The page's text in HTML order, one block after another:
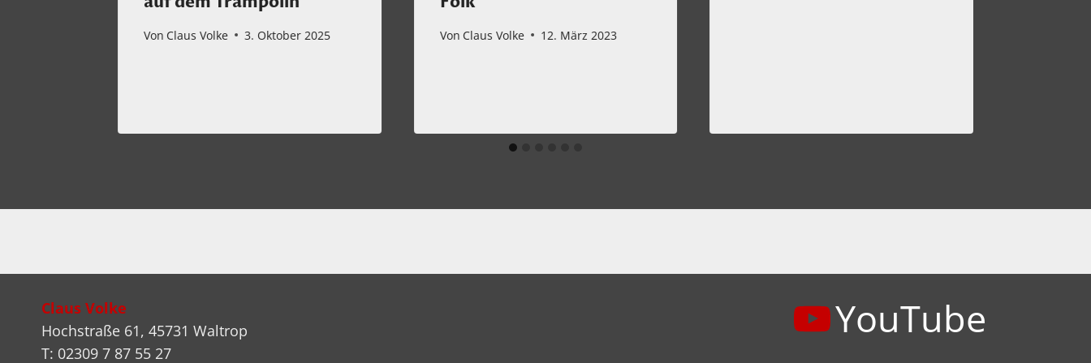
Von Claus Volke 3. Oktober 2025 Von Claus Volke 12. März 2023
Claus Volke
Hochstraße 61, 45731 Waltrop
T: 02309 7 87 55 27
YouTube